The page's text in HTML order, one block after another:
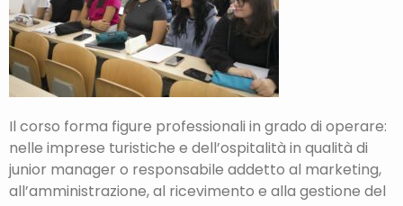
Il corso forma figure professionali in grado di operare:
nelle imprese turistiche e dell’ospitalità in qualità di
junior manager o responsabile addetto al marketing,
all’amministrazione, al ricevimento e alla gestione del